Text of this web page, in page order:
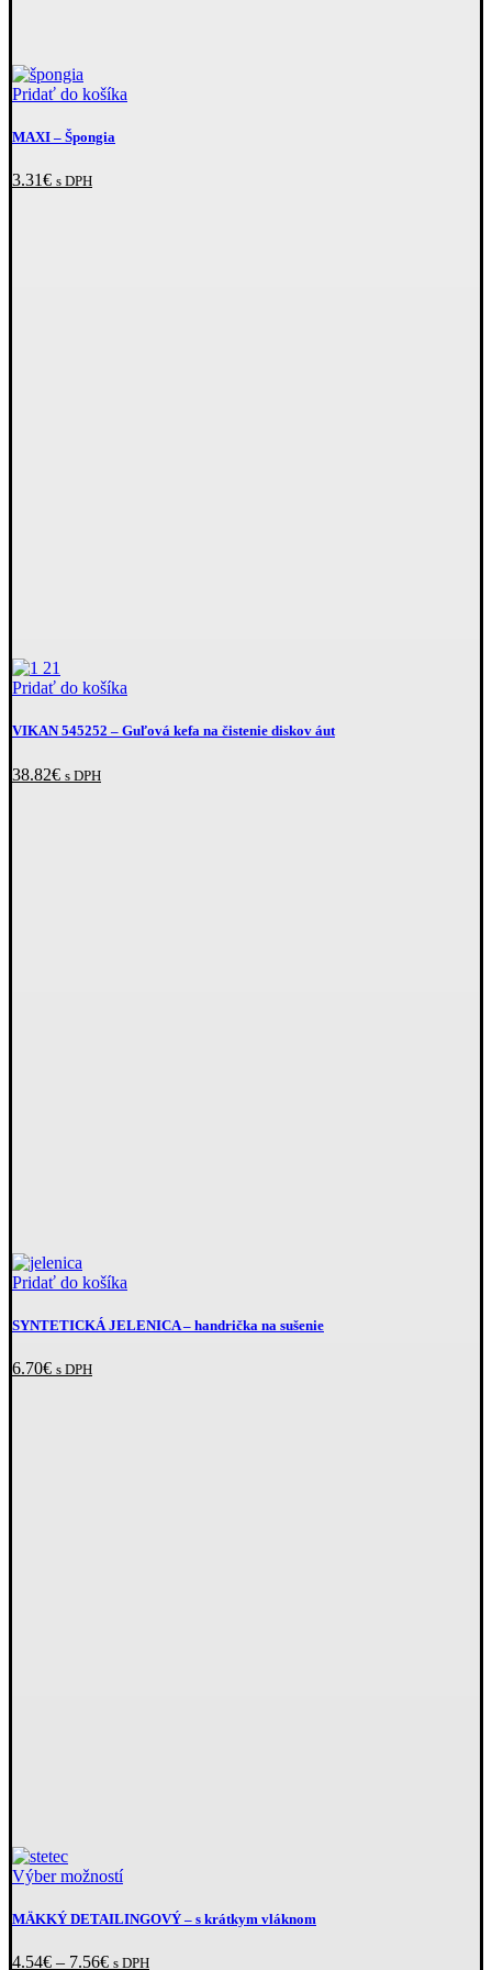
Pridať do košíka
MAXI – Špongia
3.31€ s DPH
Pridať do košíka
VIKAN 545252 – Guľová kefa na čistenie diskov áut
38.82€ s DPH
Pridať do košíka
SYNTETICKÁ JELENICA– handrička na sušenie
6.70€ s DPH
Výber možnostíTento
má
variantov.
MÄKKÝ DETAILINGOVÝ – s krátkym vláknom
4.54€ – 7.56€Price
s DPH